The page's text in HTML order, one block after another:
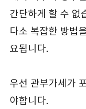
간단하게 할 수 없
다소 복잡한 방법
요됩니다.
우선 관부가세가
야합니다.